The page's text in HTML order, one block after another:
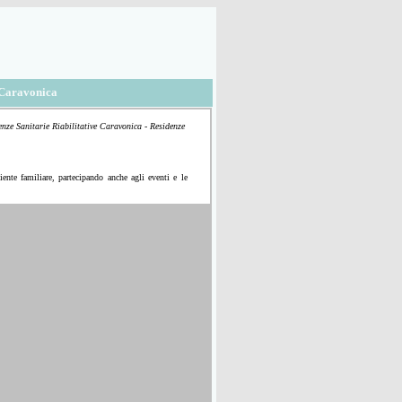
Sanitarie Riabilitative Caravonica - Residenze
familiare, partecipando anche agli eventi e le